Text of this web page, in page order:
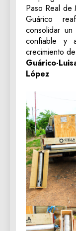
Paso Real de
Guárico
consolidar
confiable y
crecimiento
Guárico-
López